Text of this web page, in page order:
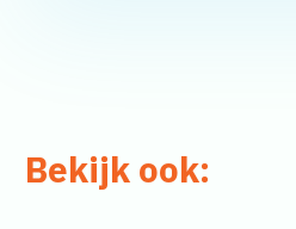
Bekijk ook: